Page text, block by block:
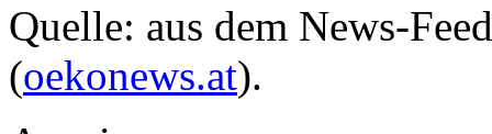
Quelle: aus dem News-
(oekonews.at).